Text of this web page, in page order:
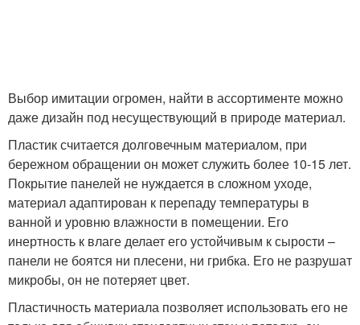
Выбор имитации огромен, найти в ассортименте можно
даже дизайн под несуществующий в природе материал.
Пластик считается долговечным материалом, при
бережном обращении он может служить более 10-15 лет.
Покрытие панелей не нуждается в сложном уходе,
материал адаптирован к перепаду температуры в
ванной и уровню влажности в помещении. Его
инертность к влаге делает его устойчивым к сырости –
панели не боятся ни плесени, ни грибка. Его не разрушат
микробы, он не потеряет цвет.
Пластичность материала позволяет использовать его не